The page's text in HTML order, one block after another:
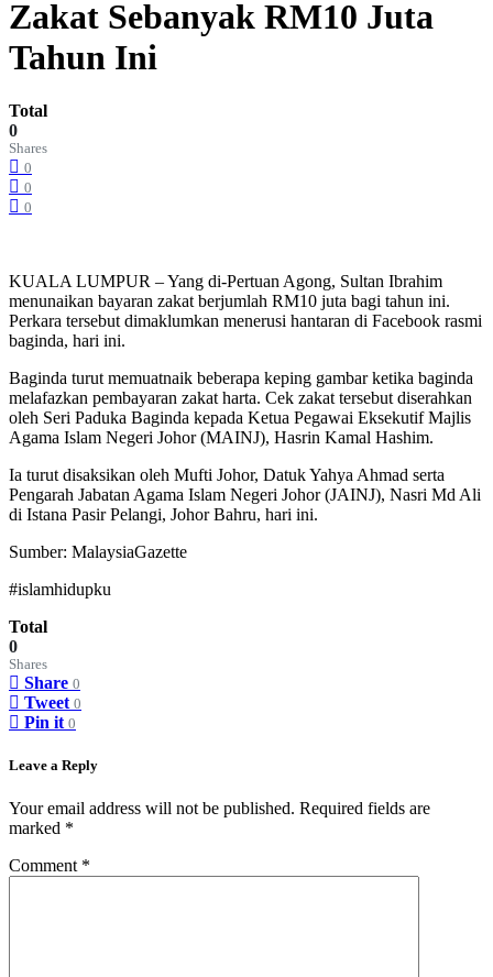
Zakat Sebanyak RM10 Juta
Tahun Ini
Total
0
Shares
0
0
0
KUALA LUMPUR – Yang di-Pertuan Agong, Sultan Ibrahim
menunaikan bayaran zakat berjumlah RM10 juta bagi tahun ini.
Perkara tersebut dimaklumkan menerusi hantaran di Facebook rasmi
baginda, hari ini.
Baginda turut memuatnaik beberapa keping gambar ketika baginda
melafazkan pembayaran zakat harta. Cek zakat tersebut diserahkan
oleh Seri Paduka Baginda kepada Ketua Pegawai Eksekutif Majlis
Agama Islam Negeri Johor (MAINJ), Hasrin Kamal Hashim.
Ia turut disaksikan oleh Mufti Johor, Datuk Yahya Ahmad serta
Pengarah Jabatan Agama Islam Negeri Johor (JAINJ), Nasri Md Ali
di Istana Pasir Pelangi, Johor Bahru, hari ini.
Sumber: MalaysiaGazette
#islamhidupku
Total
0
Shares
Share 0
Tweet 0
Pin it 0
Leave a Reply
Your email address will not be published. Required fields are
marked *
Comment *